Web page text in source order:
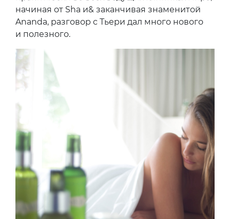
техники массажа: тайский, шведский, шиа-цу
и многие другие. Где-то пускает в ход
растяжку, в какой-то момент — растирания,
мышцы. А, забыла сказать — если вы любите
поговорить о методах массажа или
вы бьютиголик, Тьери расскажет вам массу
интересного. Даже для меня, осилившей
недельные «испытания и познания»
практически во всех ведущих клиниках мира,
начиная от Sha и& заканчивая знаменитой
Ananda, разговор с Тьери дал много нового
и полезного.